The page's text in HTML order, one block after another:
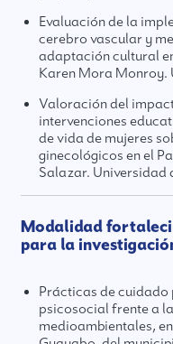
Evaluación de la
cerebro vascular y
adaptación cultural
Karen Mora Monroy.
Valoración del
intervenciones
de vida de mujeres
ginecológicos en el
Salazar. Universidad
Modalidad
para la
Prácticas de
psicosocial frente a
medioambientales,